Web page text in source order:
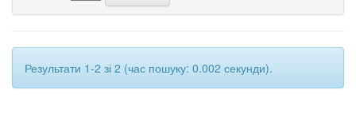
Результати 1-2 зі 2 (час пошуку: 0.002 секунди).